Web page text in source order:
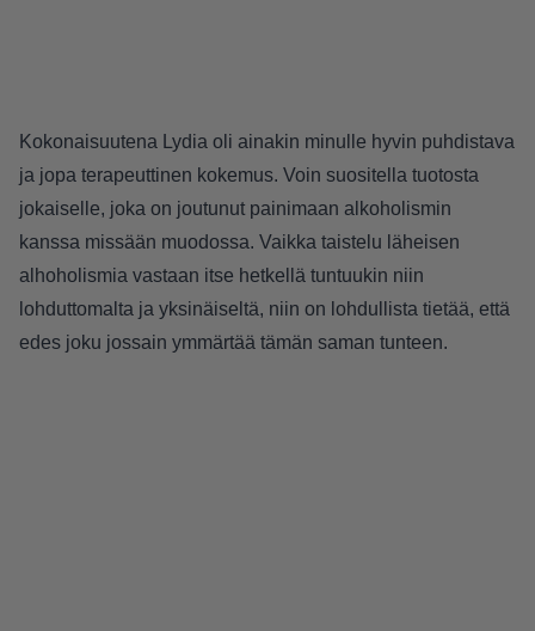
Kokonaisuutena Lydia oli ainakin minulle hyvin puhdistava
ja jopa terapeuttinen kokemus. Voin suositella tuotosta
jokaiselle, joka on joutunut painimaan alkoholismin
kanssa missään muodossa. Vaikka taistelu läheisen
alhoholismia vastaan itse hetkellä tuntuukin niin
lohduttomalta ja yksinäiseltä, niin on lohdullista tietää, että
edes joku jossain ymmärtää tämän saman tunteen.